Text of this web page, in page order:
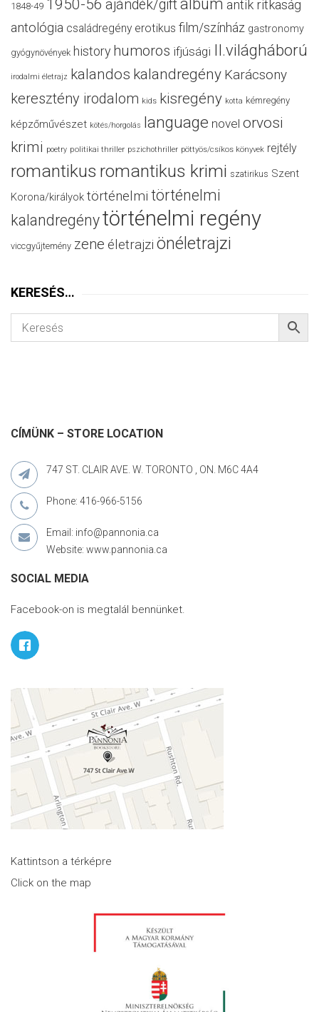
1848-49 1950-56 ajándék/giftalbum antik ritkaság
antológia családregény erotikus film/színház gastronomy
gyógynövények history humoros ifjúsági II.világháború
irodalmi életrajz kalandos kalandregény Karácsony
keresztény irodalom kids kisregény kotta kémregény
képzőművészet kötés/horgolás language novel orvosi
krimi poetry politikai thriller pszichothriller pöttyös/csíkos könyvek rejtély
romantikus romantikus krimi szatirikus Szent
Korona/királyok történelmi történelmi
kalandregénytörténelmi regény
viccgyűjtemény zene életrajzi önéletrajzi
KERESÉS…
CÍMÜNK – STORE LOCATION
747 ST. CLAIR AVE. W. TORONTO , ON. M6C 4A4
Phone: 416-966-5156
Email: info@pannonia.ca
Website: www.pannonia.ca
SOCIAL MEDIA
Facebook-on is megtalál bennünket.
Kattintson a térképre
Click on the map